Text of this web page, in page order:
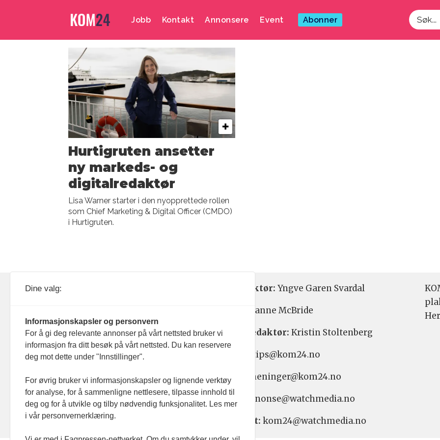
Jobb Kontakt Annonsere Event Abonner
Søk
Emne:
reiselivsbransje
Hurtigruten ansetter
ny markeds- og
digitalredaktør
Lisa Warner starter i den nyopprettede rollen
som Chief Marketing & Digital Officer (CMDO)
i Hurtigruten.
093 182
Nyhetsredaktør: Yngve Garen Svardal
Hanne McBride
Ansvarlig redaktør: Kristin Stoltenberg
Nyhetstips: tips@kom24.no
Meninger: meninger@kom24.no
Annonse: annonse@watchmedia.no
Abonnement: kom24@watchmedia.no
Dine valg:
Informasjonskapsler og personvern
For å gi deg relevante annonser på vårt nettsted bruker vi
informasjon fra ditt besøk på vårt nettsted. Du kan reservere
deg mot dette under "Innstillinger".
For øvrig bruker vi informasjonskapsler og lignende verktøy
for analyse, for å sammenligne nettlesere, tilpasse innhold til
deg og for å utvikle og tilby nødvendig funksjonalitet. Les mer
i vår personvernerklæring.